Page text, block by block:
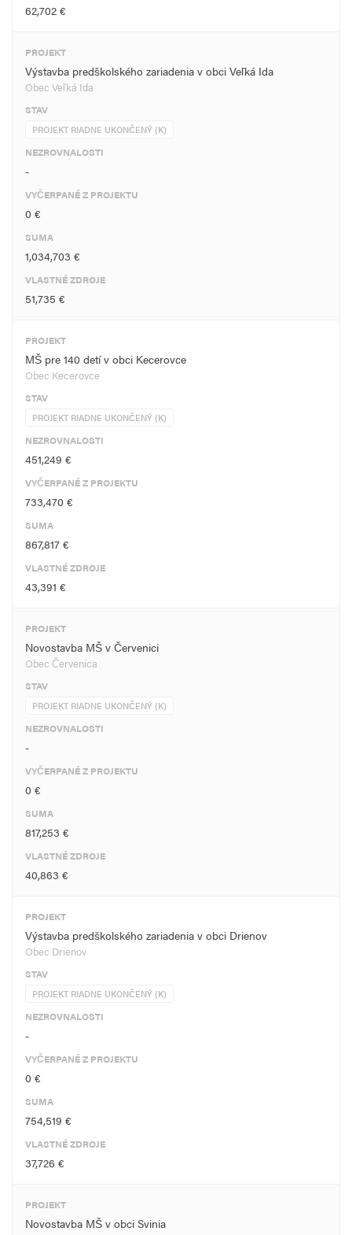
62,702 €
PROJEKT
Výstavba predškolského zariadenia v obci Veľká Ida
Obec Veľká Ida
STAV
PROJEKT RIADNE UKONČENÝ (K)
NEZROVNALOSTI
-
VYČERPANÉ Z PROJEKTU
0 €
SUMA
1,034,703 €
VLASTNÉ ZDROJE
51,735 €
PROJEKT
MŠ pre 140 detí v obci Kecerovce
Obec Kecerovce
STAV
PROJEKT RIADNE UKONČENÝ (K)
NEZROVNALOSTI
451,249 €
VYČERPANÉ Z PROJEKTU
733,470 €
SUMA
867,817 €
VLASTNÉ ZDROJE
43,391 €
PROJEKT
Novostavba MŠ v Červenici
Obec Červenica
STAV
PROJEKT RIADNE UKONČENÝ (K)
NEZROVNALOSTI
-
VYČERPANÉ Z PROJEKTU
0 €
SUMA
817,253 €
VLASTNÉ ZDROJE
40,863 €
PROJEKT
Výstavba predškolského zariadenia v obci Drienov
Obec Drienov
STAV
PROJEKT RIADNE UKONČENÝ (K)
NEZROVNALOSTI
-
VYČERPANÉ Z PROJEKTU
0 €
SUMA
754,519 €
VLASTNÉ ZDROJE
37,726 €
PROJEKT
Novostavba MŠ v obci Svinia